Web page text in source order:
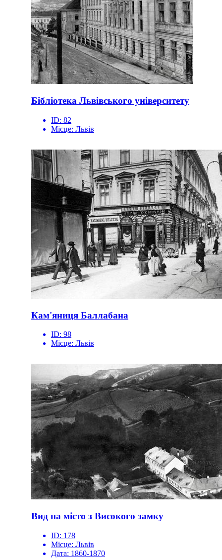
Бібліотека Львівського університету
ID: 82
Місце: Львів
Кам'яниця Баллабана
ID: 98
Місце: Львів
Вид на місто з Високого замку
ID: 178
Місце: Львів
Дата: 1860-1870